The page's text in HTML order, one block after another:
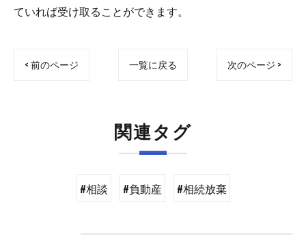
ていれば受け取ることができます。
< 前のページ 一覧に戻る 次のページ >
関連タグ
#相談 #負動産 #相続放棄